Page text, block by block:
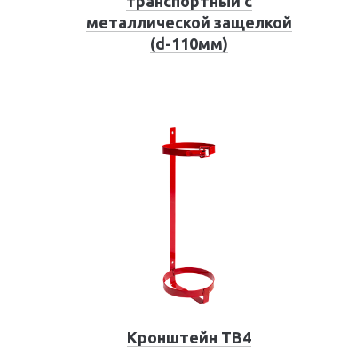
металлической защелкой
(d-110мм)
Кронштейн ТВ4